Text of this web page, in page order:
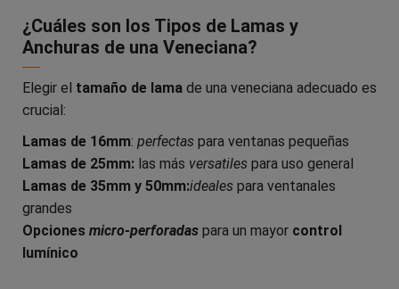
¿Cuáles son los Tipos de Lamas y
Anchuras de una Veneciana?
Elegir el tamaño de lama de una veneciana adecuado es
crucial:
Lamas de 16mm: perfectas para ventanas pequeñas
Lamas de 25mm: las más versatiles para uso general
Lamas de 35mm y 50mm:ideales para ventanales
grandes
Opciones micro-perforadas para un mayor control
lumínico